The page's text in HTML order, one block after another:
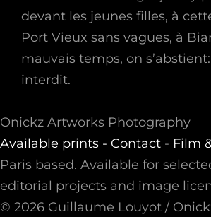
devant les jeunes filles, à
Port Vieux sans vagues, à
mauvais temps, on s’abstient:
interdit.
Onickz Artworks Photography
Available prints - Contact - Film
Paris based. Available for
editorial projects and image
© 2026 Guillaume Louyot /